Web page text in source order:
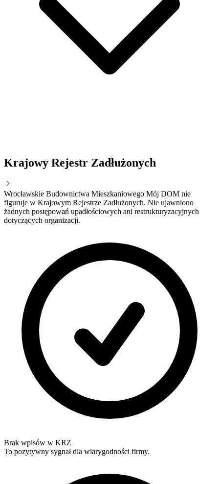
Krajowy Rejestr Zadłużonych
Wrocławskie Budownictwa Mieszkaniowego Mój DOM nie
figuruje w Krajowym Rejestrze Zadłużonych. Nie ujawniono
żadnych postępowań upadłościowych ani restrukturyzacyjnych
dotyczących organizacji.
Brak wpisów w KRZ
To pozytywny sygnał dla wiarygodności firmy.